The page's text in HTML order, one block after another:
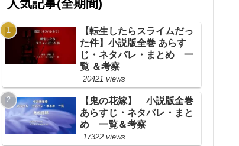
人気記事(全期間)
【転生したらスライムだっ
た件】小説版全巻 あらす
じ・ネタバレ・まとめ 一
覧 ＆考察
20421 views
【鬼の花嫁】 小説版全巻
あらすじ・ネタバレ・まと
め 一覧＆考察
17322 views